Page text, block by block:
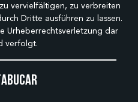
vervielfältigen, zu verbreiten
Dritte ausführen zu lassen.
Urheberrechtsverletzung dar
verfolgt.